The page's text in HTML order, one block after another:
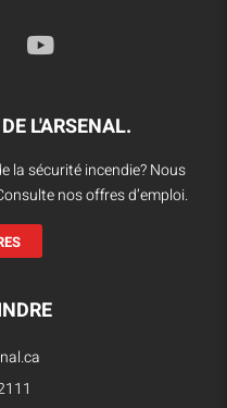
L'ARSENAL.
la sécurité incendie? Nous
nos offres d’emploi.